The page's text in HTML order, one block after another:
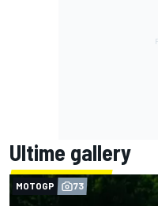
Ultime gallery
MOTOGP 73